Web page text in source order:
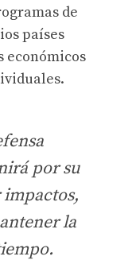
de
países
económicos
por su
impactos,
la